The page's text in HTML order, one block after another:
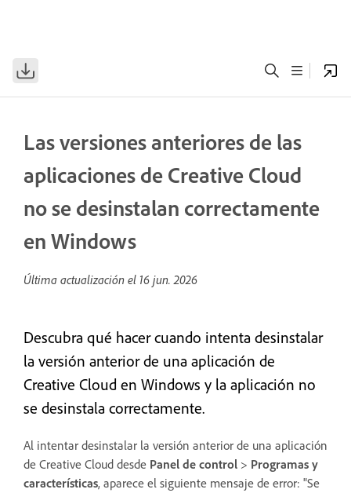
Las versiones anteriores de las
aplicaciones de Creative Cloud
no se desinstalan correctamente
en Windows
Última actualización el 16 jun. 2026
Descubra qué hacer cuando intenta desinstalar
la versión anterior de una aplicación de
Creative Cloud en Windows y la aplicación no
se desinstala correctamente.
Al intentar desinstalar la versión anterior de una aplicación
de Creative Cloud desde Panel de control > Programas y
características, aparece el siguiente mensaje de error: "Se